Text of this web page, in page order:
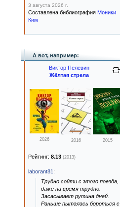
3 августа 2026 г.
Составлена библиография Моники
Ким
А вот, например:
Виктор Пелевин
Жёлтая стрела
2026 2016 2015
Рейтинг: 8.13 (2013)
laborant81 :
Трудно сойти с этого поезда,
даже на время трудно.
Засасывает рутина дней.
Раньше пыталась бороться с